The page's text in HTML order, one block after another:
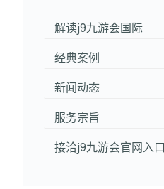
解读j9九游会国际
经典案例
新闻动态
服务宗旨
接洽j9九游会官网入口